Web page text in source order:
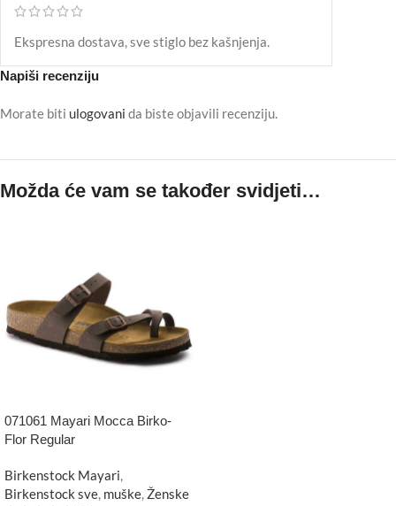
Ekspresna dostava, sve stiglo bez kašnjenja.
Napiši recenziju
Morate biti ulogovani da biste objavili recenziju.
Možda će vam se također svidjeti…
071061 Mayari Mocca Birko-
Flor Regular
Birkenstock Mayari,
Birkenstock sve, muške, Ženske